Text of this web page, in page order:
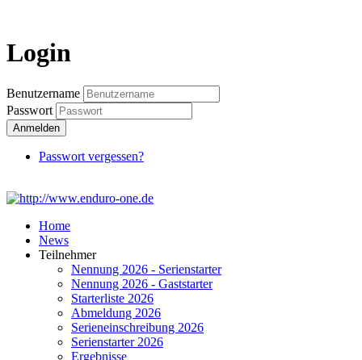
Login
Benutzername
Passwort
Anmelden
Passwort vergessen?
Home
News
Teilnehmer
Nennung 2026 - Serienstarter
Nennung 2026 - Gaststarter
Starterliste 2026
Abmeldung 2026
Serieneinschreibung 2026
Serienstarter 2026
Ergebnisse